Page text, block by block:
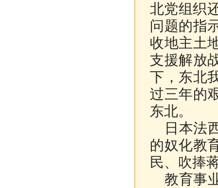
北党组织
问题的指
收地主土
支援解放
下，东北
过三年的
东北。
日本法
的奴化教
民、吹捧
教育事